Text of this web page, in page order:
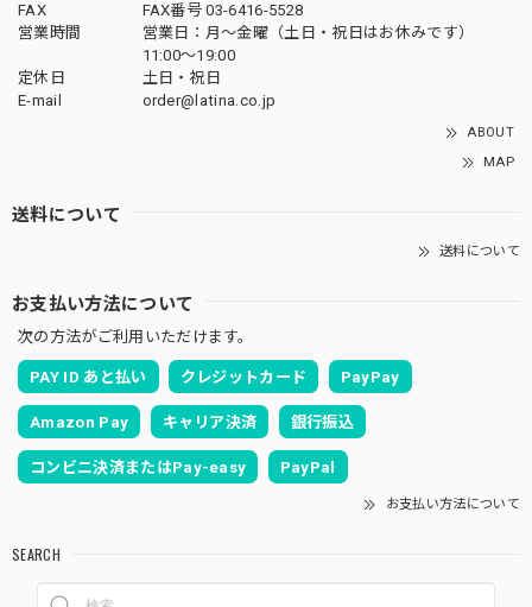
FAX
FAX番号 03-6416-5528
営業時間
営業日：月〜金曜（土日・祝日はお休みです）
11:00〜19:00
定休日
土日・祝日
E-mail
order@latina.co.jp
ABOUT
MAP
送料について
送料について
お支払い方法について
次の方法がご利用いただけます。
PAY ID あと払い クレジットカード PayPay
Amazon Pay キャリア決済 銀行振込
コンビニ決済またはPay-easy PayPal
お支払い方法について
SEARCH